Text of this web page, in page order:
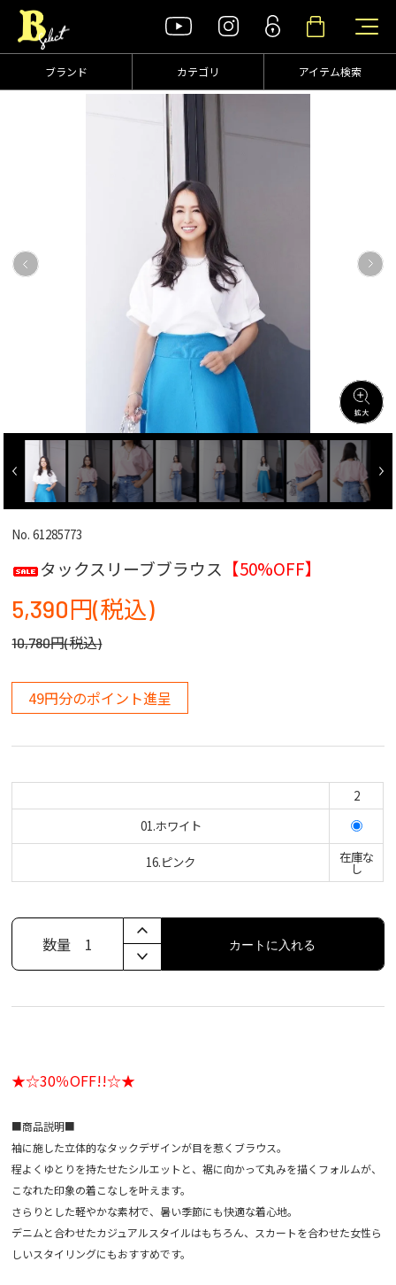
ブランド カテゴリ アイテム検索
No. 61285773
タックスリーブブラウス 【50%OFF】
5,390円(税込)
10,780円(税込)
49円分のポイント進呈
2
01.ホワイト
16.ピンク 在庫な
し
数量 1 カートに入れる
★☆30％OFF!!☆★
■商品説明■
袖に施した立体的なタックデザインが目を惹くブラウス。
程よくゆとりを持たせたシルエットと、裾に向かって丸みを描くフォルムが、
こなれた印象の着こなしを叶えます。
さらりとした軽やかな素材で、暑い季節にも快適な着心地。
デニムと合わせたカジュアルスタイルはもちろん、スカートを合わせた女性ら
しいスタイリングにもおすすめです。